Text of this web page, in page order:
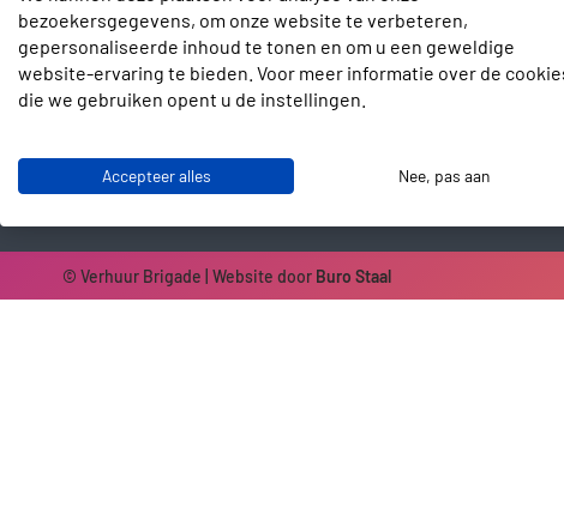
Contact
Slotenmakerstraat 30
2672 GD Naaldwijk
06 41 62 51 40
© Verhuur Brigade | Website door Buro Staal
bezoekersgegevens, om onze website te verbeteren,
gepersonaliseerde inhoud te tonen en om u een geweldige
website-ervaring te bieden. Voor meer informatie over de
die we gebruiken opent u de instellingen.
Accepteer alles Nee, pas aan